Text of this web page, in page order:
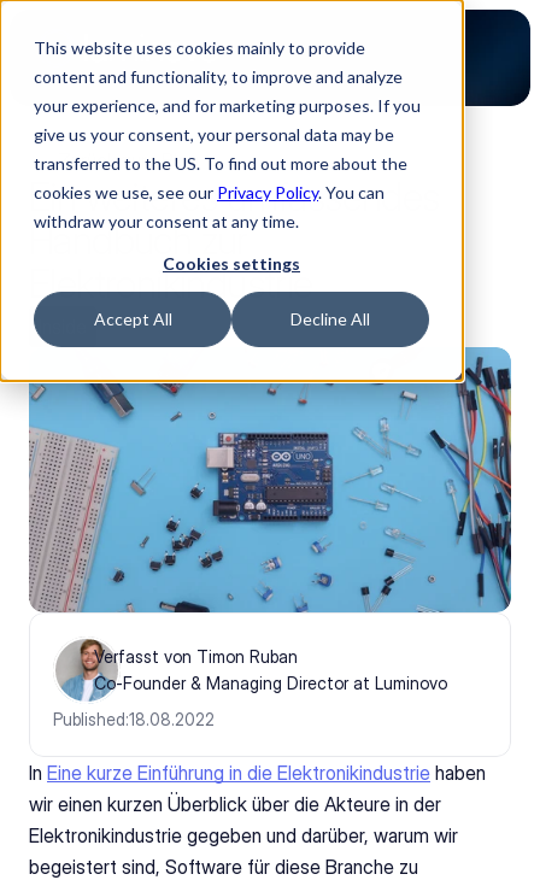
This website uses cookies mainly to provide
content and functionality, to improve and analyze
your experience, and for marketing purposes. If you
give us your consent, your personal data may be
transferred to the US. To find out more about the
cookies we use, see our Privacy Policy. You can
withdraw your consent at any time.
Cookies settings
Accept All Decline All
Zurück zum Blog
Ein weiteres umfassendes
Handbuch zur
Elektronikindustrie
Verfasst von Timon Ruban
Co-Founder & Managing Director at Luminovo
Published:18.08.2022
In Eine kurze Einführung in die Elektronikindustrie haben
wir einen kurzen Überblick über die Akteure in der
Elektronikindustrie gegeben und darüber, warum wir
begeistert sind, Software für diese Branche zu